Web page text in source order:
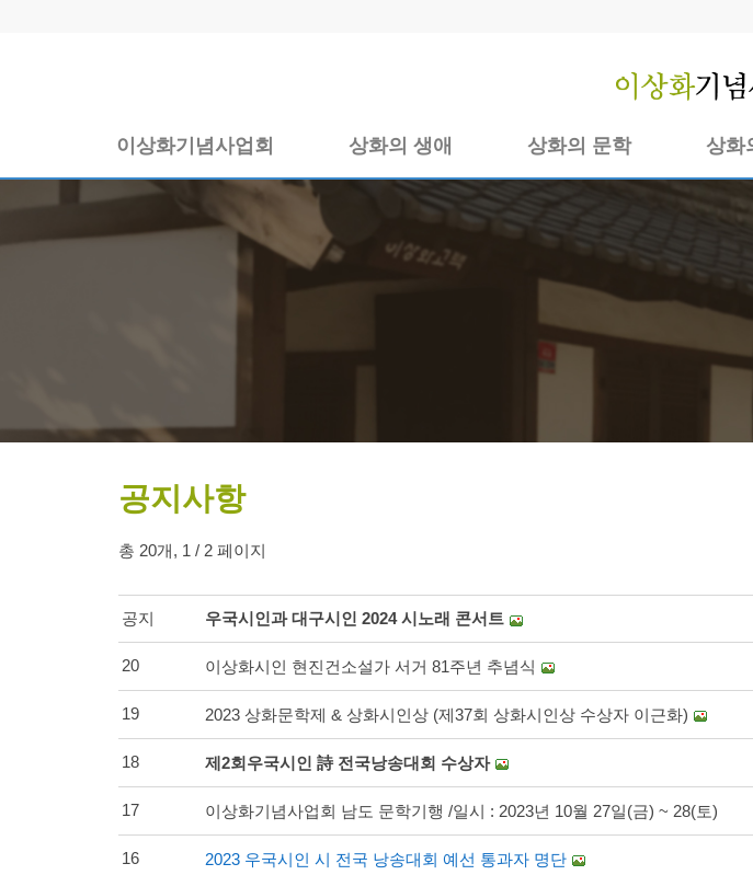
이상화기념사업회 상화의 생애 상화의 문학 상화
공지사항
총 20개, 1 / 2 페이지
공지 우국시인과 대구시인 2024 시노래 콘서트
20 이상화시인 현진건소설가 서거 81주년 추념식
19 2023 상화문학제 & 상화시인상 (제37회 상화시인상 수상자 이근화)
18 제2회우국시인 詩 전국낭송대회 수상자
17 ​이상화기념사업회 남도 문학기행 /일시 : 2023년 10월 27일(금) ~ 28(토)
16 2023 우국시인 시 전국 낭송대회 예선 통과자 명단